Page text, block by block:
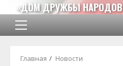
Перейти
к
содержимому
«ДОМ ДРУЖБЫ
Основное
Главная Новости